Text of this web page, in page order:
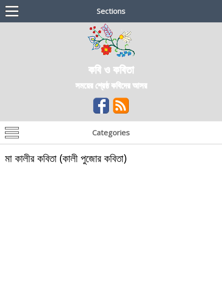
Sections
কবি ও কবিতা
সময়ের শ্রেষ্ঠ কবিদের আসর
Categories
মা কালীর কবিতা (কালী পুজোর কবিতা)